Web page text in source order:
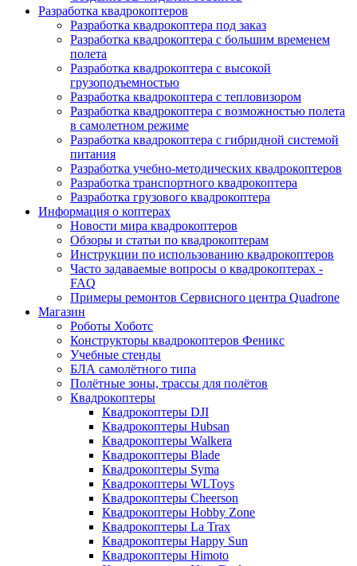
Разработка квадрокоптеров
Разработка квадрокоптера под заказ
Разработка квадрокоптера с большим временем
полета
Разработка квадрокоптера с высокой
грузоподъемностью
Разработка квадрокоптера с тепловизором
Разработка квадрокоптера с возможностью полета
в самолетном режиме
Разработка квадрокоптера с гибридной системой
питания
Разработка учебно-методических квадрокоптеров
Разработка транспортного квадрокоптера
Разработка грузового квадрокоптера
Информация о коптерах
Новости мира квадрокоптеров
Обзоры и статьи по квадрокоптерам
Инструкции по использованию квадрокоптеров
Часто задаваемые вопросы о квадрокоптерах -
FAQ
Примеры ремонтов Сервисного центра Quadrone
Магазин
Роботы Хоботс
Конструкторы квадрокоптеров Феникс
Учебные стенды
БЛА самолётного типа
Полётные зоны, трассы для полётов
Квадрокоптеры
Квадрокоптеры DJI
Квадрокоптеры Hubsan
Квадрокоптеры Walkera
Квадрокоптеры Blade
Квадрокоптеры Syma
Квадрокоптеры WLToys
Квадрокоптеры Cheerson
Квадрокоптеры Hobby Zone
Квадрокоптеры La Trax
Квадрокоптеры Happy Sun
Квадрокоптеры Himoto